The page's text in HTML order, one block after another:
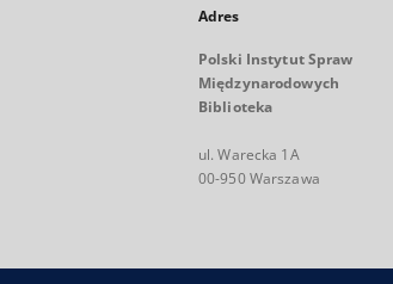
Adres
Polski Instytut Spraw
Międzynarodowych
Biblioteka
ul. Warecka 1A
00-950 Warszawa